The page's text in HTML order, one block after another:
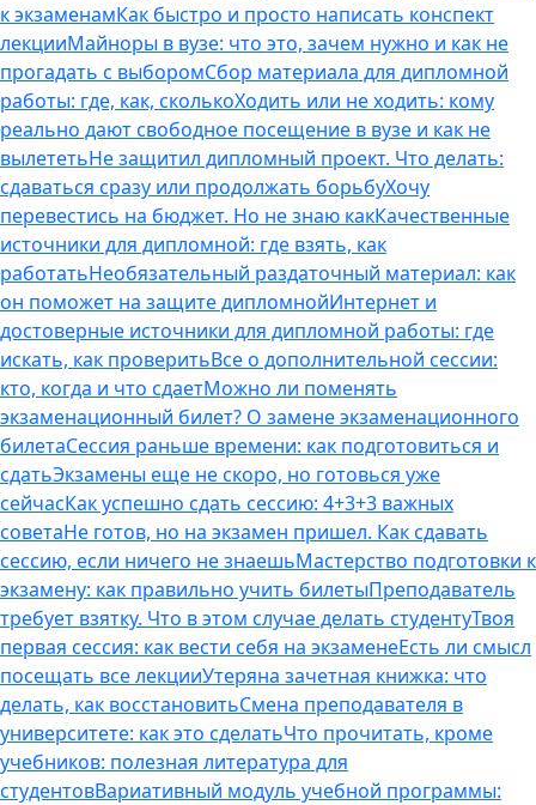
к экзаменамКак быстро и просто написать конспект
лекцииМайноры в вузе: что это, зачем нужно и как не
прогадать с выборомСбор материала для дипломной
работы: где, как, сколькоХодить или не ходить: кому
реально дают свободное посещение в вузе и как не
вылететьНе защитил дипломный проект. Что делать:
сдаваться сразу или продолжать борьбуХочу
перевестись на бюджет. Но не знаю какКачественные
источники для дипломной: где взять, как
работатьНеобязательный раздаточный материал: как
он поможет на защите дипломнойИнтернет и
достоверные источники для дипломной работы: где
искать, как проверитьВсе о дополнительной сессии:
кто, когда и что сдаетМожно ли поменять
экзаменационный билет? О замене экзаменационного
билетаСессия раньше времени: как подготовиться и
сдатьЭкзамены еще не скоро, но готовься уже
сейчасКак успешно сдать сессию: 4+3+3 важных
советаНе готов, но на экзамен пришел. Как сдавать
сессию, если ничего не знаешьМастерство подготовки к
экзамену: как правильно учить билетыПреподаватель
требует взятку. Что в этом случае делать студентуТвоя
первая сессия: как вести себя на экзаменеЕсть ли смысл
посещать все лекцииУтеряна зачетная книжка: что
делать, как восстановитьСмена преподавателя в
университете: как это сделатьЧто прочитать, кроме
учебников: полезная литература для
студентовВариативный модуль учебной программы: